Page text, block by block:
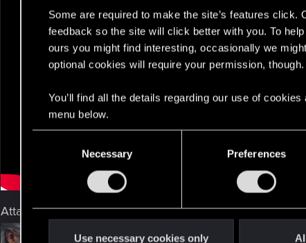
Some are required to make the site’s features
feedback so the site will click better with you. To
ours you might find interesting, occasionally we
optional cookies will require your permission, though.
You’ll find all the details regarding our use of
menu below.
Necessary Preferences
Use necessary cookies only
Attachments